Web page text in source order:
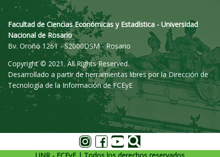
Facultad de Ciencias Económicas y Estadística - Universidad
Nacional de Rosario
Bv. Oroño 1261 - S2000DSM - Rosario
Copyright © 2021. All Rights Reserved.
Desarrollado a partir de herramientas libres por la Dirección de
Tecnología de la Información de FCEyE